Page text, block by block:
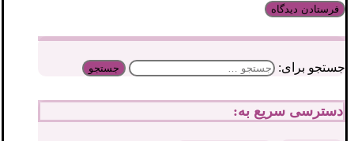
جستجو برای:
دسترسی سریع به: